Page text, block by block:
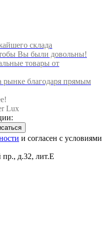
склада
Вы были довольны!
товары от
благодаря прямым
Lux
и согласен с условиями
д.32, лит.Е